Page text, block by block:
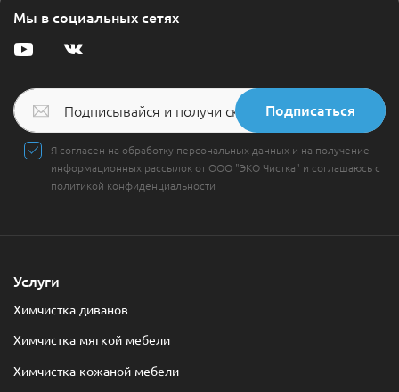
Мы в социальных сетях
Я согласен на обработку персональных данных и на получение
информационных рассылок от ООО "ЭКО Чистка" и соглашаюсь с
политикой конфиденциальности
Подписаться
Услуги
Химчистка диванов
Химчистка мягкой мебели
Химчистка кожаной мебели